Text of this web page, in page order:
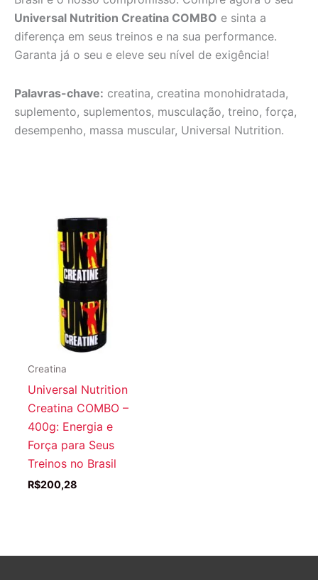
Universal Nutrition Creatina COMBO e sinta a
diferença em seus treinos e na sua performance.
Garanta já o seu e eleve seu nível de exigência!
Palavras-chave: creatina, creatina monohidratada,
suplemento, suplementos, musculação, treino, força,
desempenho, massa muscular, Universal Nutrition.
Creatina
Universal Nutrition
Creatina COMBO –
400g: Energia e
Força para Seus
Treinos no Brasil
R$200,28